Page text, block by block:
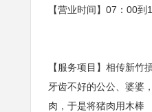
【营业时间】07：00到
【服务项目】相传新竹
牙齿不好的公公、婆婆
肉，于是将猪肉用木棒